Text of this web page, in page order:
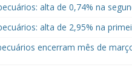
alta de 0,74% na
alta de 2,95% na
encerram mês de